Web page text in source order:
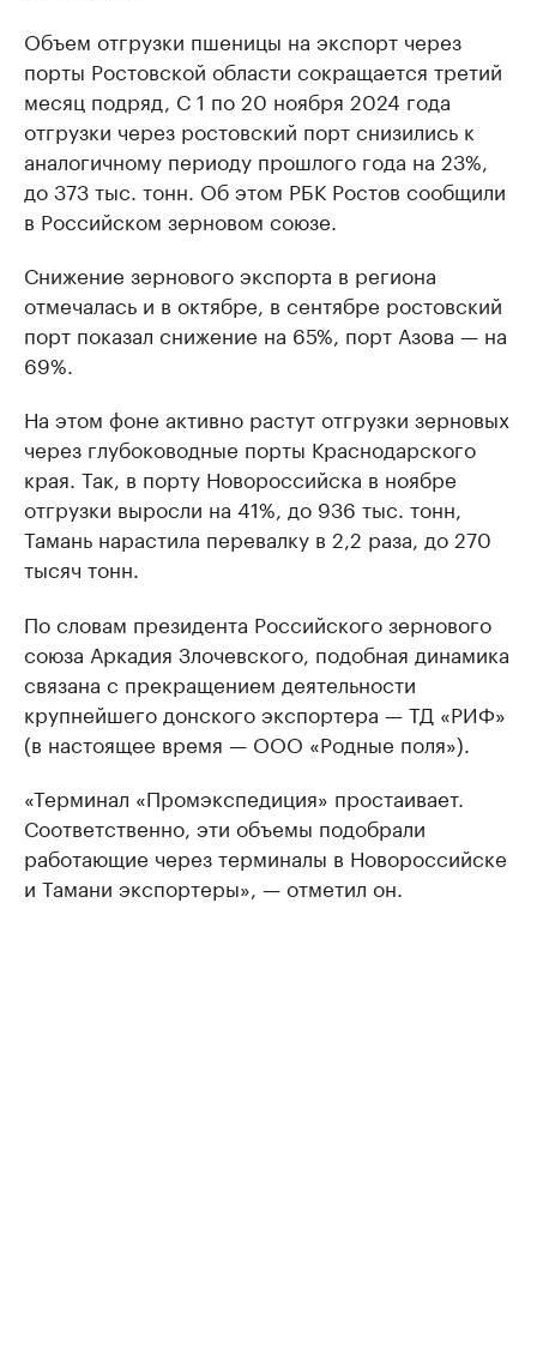
Объем отгрузки пшеницы на экспорт через
порты Ростовской области сокращается третий
месяц подряд, С 1 по 20 ноября 2024 года
отгрузки через ростовский порт снизились к
аналогичному периоду прошлого года на 23%,
до 373 тыс. тонн. Об этом РБК Ростов сообщили
в Российском зерновом союзе.
Снижение зернового экспорта в региона
отмечалась и в октябре, в сентябре ростовский
порт показал снижение на 65%, порт Азова — на
69%.
На этом фоне активно растут отгрузки зерновых
через глубоководные порты Краснодарского
края. Так, в порту Новороссийска в ноябре
отгрузки выросли на 41%, до 936 тыс. тонн,
Тамань нарастила перевалку в 2,2 раза, до 270
тысяч тонн.
По словам президента Российского зернового
союза Аркадия Злочевского, подобная динамика
связана с прекращением деятельности
крупнейшего донского экспортера — ТД «РИФ»
(в настоящее время — ООО «Родные поля»).
«Терминал «Промэкспедиция» простаивает.
Соответственно, эти объемы подобрали
работающие через терминалы в Новороссийске
и Тамани экспортеры», — отметил он.